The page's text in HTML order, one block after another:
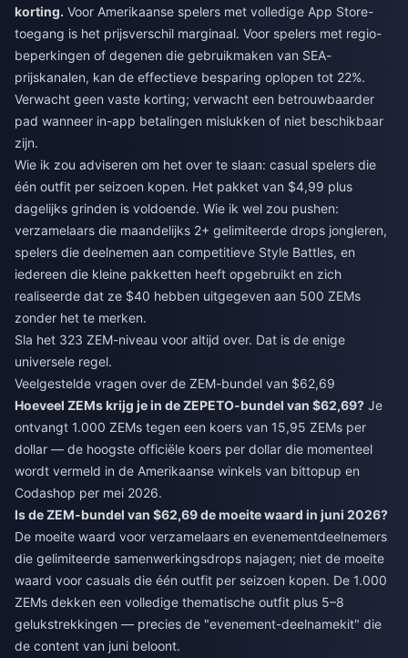
korting. Voor Amerikaanse spelers met volledige App Store-
toegang is het prijsverschil marginaal. Voor spelers met regio-
beperkingen of degenen die gebruikmaken van SEA-
prijskanalen, kan de effectieve besparing oplopen tot 22%.
Verwacht geen vaste korting; verwacht een betrouwbaarder
pad wanneer in-app betalingen mislukken of niet beschikbaar
zijn.
Wie ik zou adviseren om het over te slaan: casual spelers die
één outfit per seizoen kopen. Het pakket van $4,99 plus
dagelijks grinden is voldoende. Wie ik wel zou pushen:
verzamelaars die maandelijks 2+ gelimiteerde drops jongleren,
spelers die deelnemen aan competitieve Style Battles, en
iedereen die kleine pakketten heeft opgebruikt en zich
realiseerde dat ze $40 hebben uitgegeven aan 500 ZEMs
zonder het te merken.
Sla het 323 ZEM-niveau voor altijd over. Dat is de enige
universele regel.
Veelgestelde vragen over de ZEM-bundel van $62,69
Hoeveel ZEMs krijg je in de ZEPETO-bundel van $62,69? Je
ontvangt 1.000 ZEMs tegen een koers van 15,95 ZEMs per
dollar — de hoogste officiële koers per dollar die momenteel
wordt vermeld in de Amerikaanse winkels van bittopup en
Codashop per mei 2026.
Is de ZEM-bundel van $62,69 de moeite waard in juni 2026?
De moeite waard voor verzamelaars en evenementdeelnemers
die gelimiteerde samenwerkingsdrops najagen; niet de moeite
waard voor casuals die één outfit per seizoen kopen. De 1.000
ZEMs dekken een volledige thematische outfit plus 5–8
gelukstrekkingen — precies de "evenement-deelnamekit" die
de content van juni beloont.